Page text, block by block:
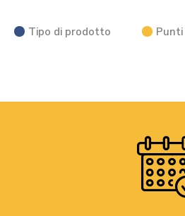
Tipo di prodotto